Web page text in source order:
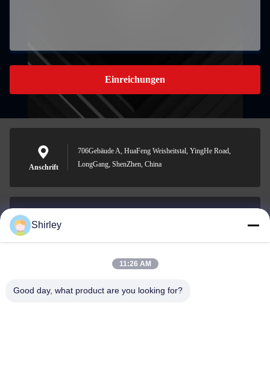
Einreichungen
Anschrift
706Gebäude A, HuaFeng Weisheitstal, YingHe Road,
LongGang, ShenZhen, China
E-Mail-Adresse
0086-18148506772
Shirley
11:26 AM
Good day, what product are you looking for?